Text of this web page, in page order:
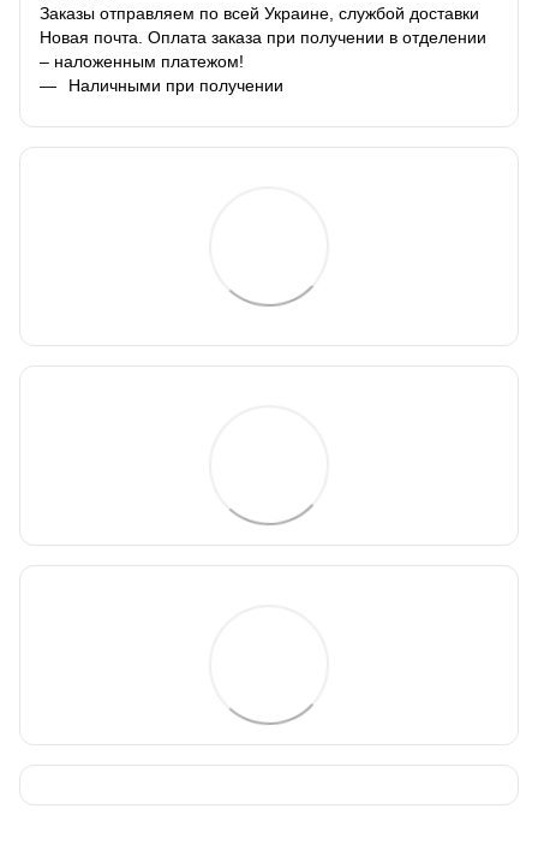
Заказы отправляем по всей Украине, службой доставки
Новая почта. Оплата заказа при получении в отделении
– наложенным платежом!
Наличными при получении